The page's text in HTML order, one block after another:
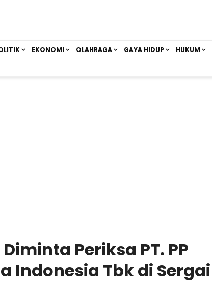
EKONOMI OLAHRAGA GAYA HIDUP HUKUM
Periksa PT. PP
Indonesia Tbk di Sergai